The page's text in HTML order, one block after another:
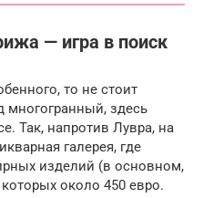
— игра в поиск
то не стоит
многогранный, здесь
Так, напротив Лувра, на
галерея, где
изделий (в основном,
около 450 евро.